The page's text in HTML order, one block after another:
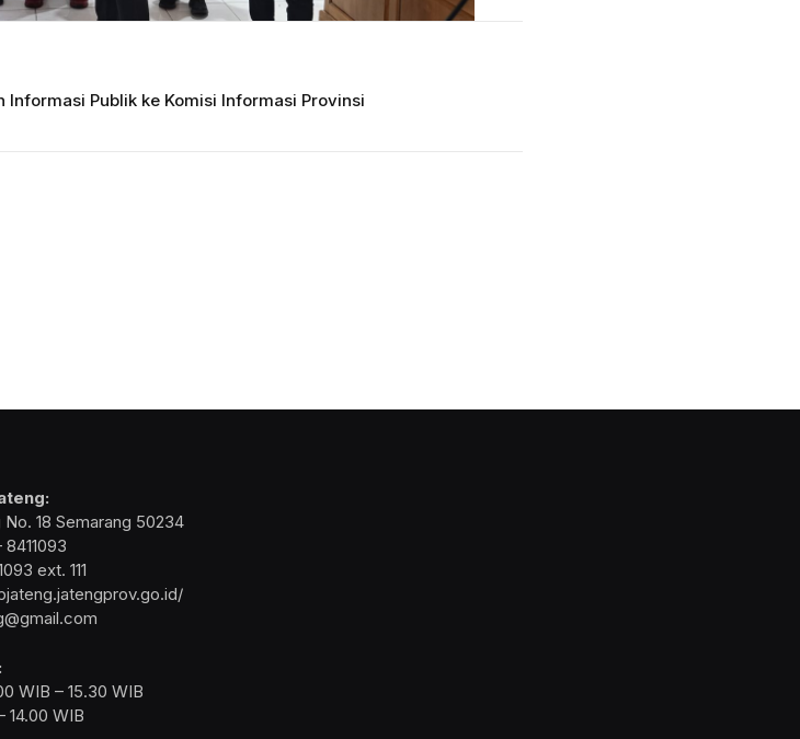
Publik ke Komisi Informasi Provinsi
18 Semarang 50234
ext. 111
WIB – 15.30 WIB
14.00 WIB